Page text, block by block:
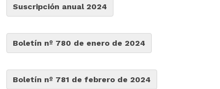
Suscripción anual 2024
Boletín nº 780 de enero de 2024
Boletín nº 781 de febrero de 2024